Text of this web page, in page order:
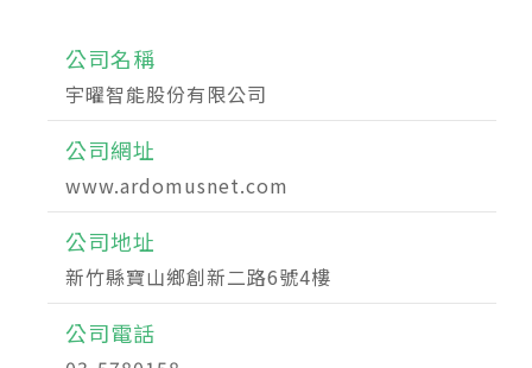
公司名稱
宇曜智能股份有限公司
公司網址
www.ardomusnet.com
公司地址
新竹縣寶山鄉創新二路6號4樓
公司電話